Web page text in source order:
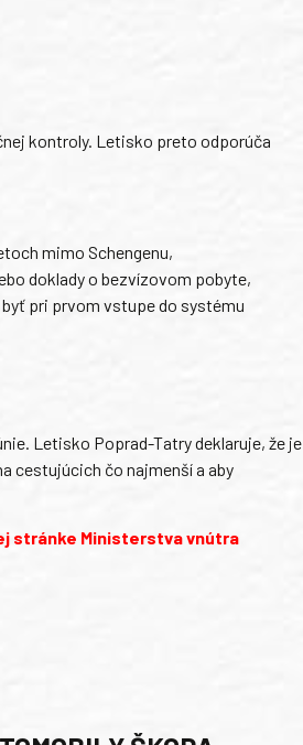
kontroly. Letisko preto odporúča
mimo Schengenu,
doklady o bezvízovom pobyte,
pri prvom vstupe do systému
Letisko Poprad-Tatry deklaruje, že je
cestujúcich čo najmenší a aby
stránke Ministerstva vnútra